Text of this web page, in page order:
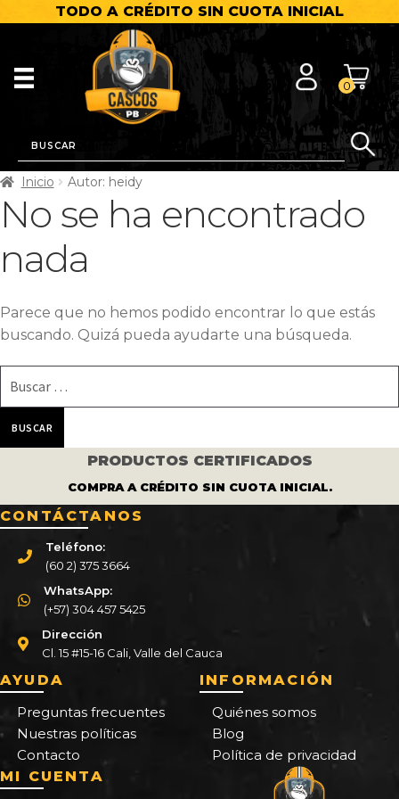
TODO A CRÉDITO SIN CUOTA INICIAL
0
Inicio Autor: heidy
No se ha encontrado
nada
Parece que no hemos podido encontrar lo que estás
buscando. Quizá pueda ayudarte una búsqueda.
PRODUCTOS CERTIFICADOS
COMPRA A CRÉDITO SIN CUOTA INICIAL.
CONTÁCTANOS
Teléfono:
(60 2) 375 3664
WhatsApp:
(+57) 304 457 5425
Dirección
Cl. 15 #15-16 Cali, Valle del Cauca
AYUDA
Preguntas frecuentes
Nuestras políticas
Contacto
INFORMACIÓN
Quiénes somos
Blog
Política de privacidad
MI CUENTA